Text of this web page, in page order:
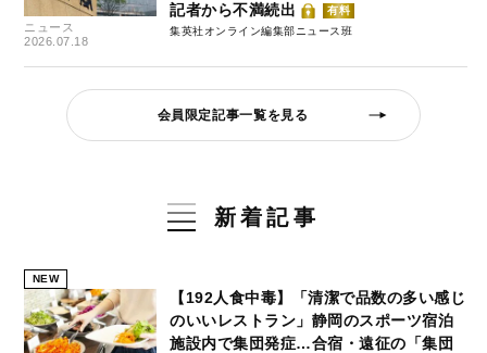
ニュース
2026.07.18
記者から不満続出
有料
集英社オンライン編集部ニュース班
会員限定記事一覧を見る
新着記事
NEW
【192人食中毒】「清潔で品数の多い感じ
のいいレストラン」静岡のスポーツ宿泊
施設内で集団発症…合宿・遠征の「集団